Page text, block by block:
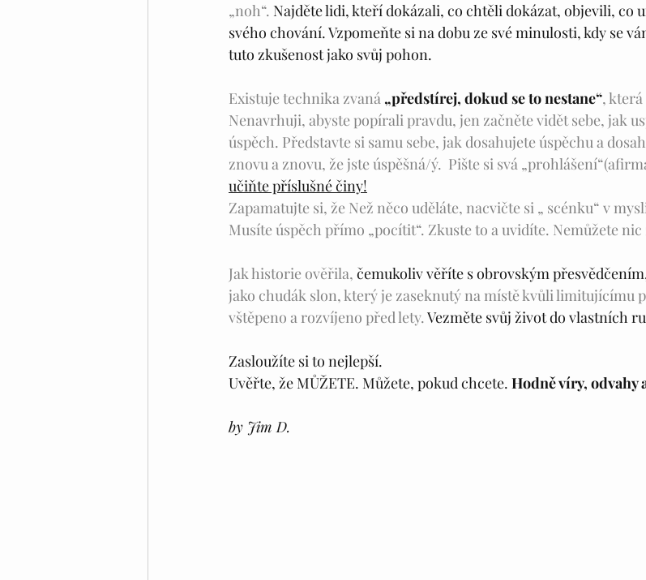
„noh“. Najděte lidi, kteří dokázali, co chtěli dokázat, objevili, co
svého chování. Vzpomeňte si na dobu ze své minulosti, kdy se
tuto zkušenost jako svůj pohon.
Existuje technika zvaná „předstírej, dokud se to nestane“,
Nenavrhuji, abyste popírali pravdu, jen začněte vidět sebe, jak
úspěch. Představte si samu sebe, jak dosahujete úspěchu a
znovu a znovu, že jste úspěšná/ý.  Pište si svá
učiňte příslušné činy!
Zapamatujte si, že Než něco uděláte, nacvičte si „ scénku“ v
Musíte úspěch přímo „pocítit“. Zkuste to a uvidíte. Nemůžete
Jak historie ověřila, čemukoliv věříte s obrovským
jako chudák slon, který je zaseknutý na místě kvůli limitujícímu
vštěpeno a rozvíjeno před lety. Vezměte svůj život do vlastních
Zasloužíte si to nejlepší.
Uvěřte, že MŮŽETE. Můžete, pokud chcete. Hodně víry, odvahy
by Jim D.